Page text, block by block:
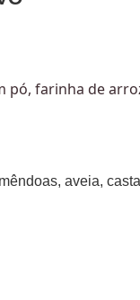
pó, farinha de
aveia,